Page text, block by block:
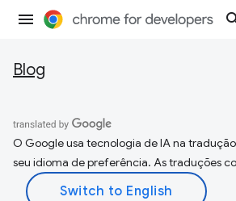
Blog
O Google usa tecnologia de IA na
seu idioma de preferência. As traduções